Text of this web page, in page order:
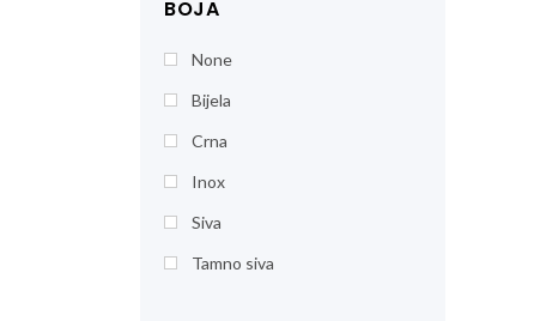
BOJA
None
Bijela
Crna
Inox
Siva
Tamno siva